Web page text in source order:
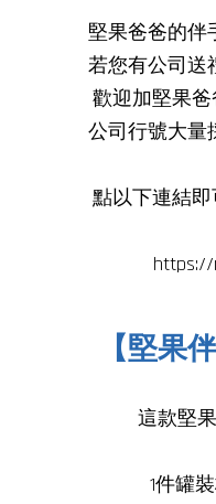
堅果爸爸的伴
若您有公司送
歡迎加堅果爸
公司行號大量
點以下連結即
https://
【堅果
這款堅
1件罐